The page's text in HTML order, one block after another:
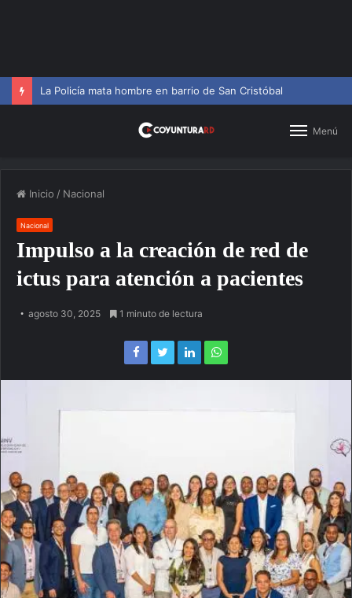
La Policía mata hombre en barrio de San Cristóbal
Menú
Inicio / Nacional
Nacional
Impulso a la creación de red de
ictus para atención a pacientes
agosto 30, 2025 1 minuto de lectura